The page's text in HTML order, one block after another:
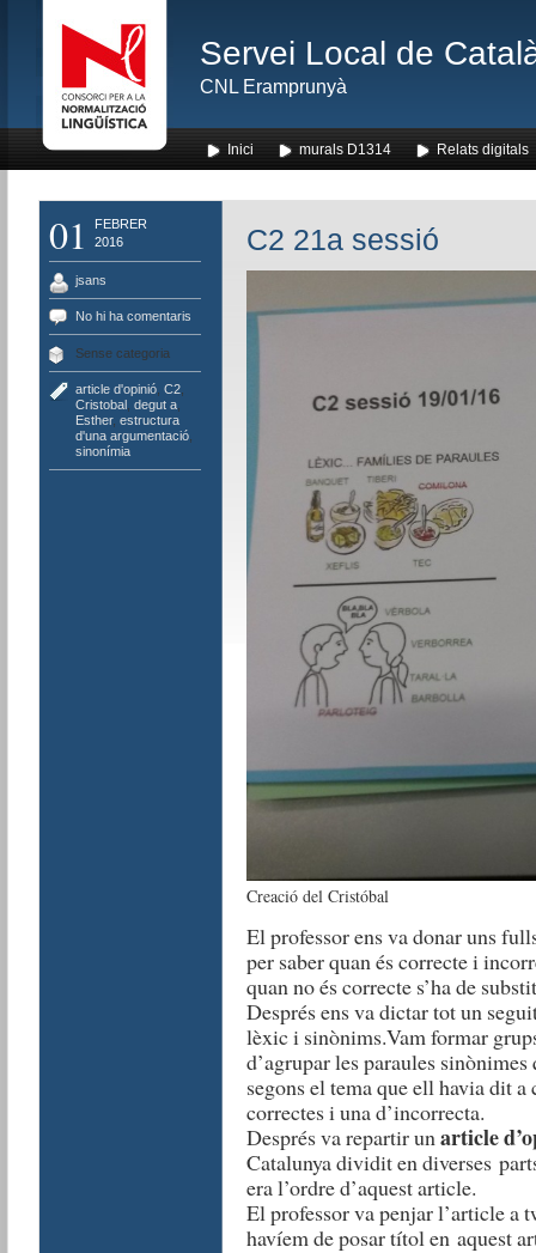
Servei Local de
CNL Eramprunyà
Inici murals D1314 Relats digitals
01
FEBRER
2016
jsans
No hi ha comentaris
Sense categoria
article d'opinió, C2,
Cristobal, degut a,
Esther, estructura
d'una argumentació,
sinonímia
C2 21a sessió
Creació del Cristóbal
El professor ens va donar uns
per saber quan és correcte i
quan no és correcte s’ha de
Després ens va dictar tot un
lèxic i sinònims.Vam formar
d’agrupar les paraules
segons el tema que ell havia dit
correctes i una d’incorrecta.
Després va repartir unarticle
Catalunya dividit en diverses
era l’ordre d’aquest article.
El professor va penjar l’article a
havíem de posar títol en aquest